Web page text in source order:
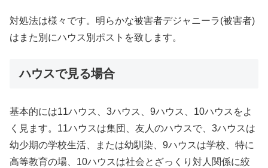
対処法は様々です。明らかな被害者デジャニーラ(被害者)
はまた別にハウス別ポストを致します。
ハウスで見る場合
基本的には11ハウス、3ハウス、9ハウス、10ハウスをよ
く見ます。11ハウスは集団、友人のハウスで、3ハウスは
幼少期の学校生活、または幼馴染、9ハウスは学校、特に
高等教育の場、10ハウスは社会とざっくり対人関係に絞